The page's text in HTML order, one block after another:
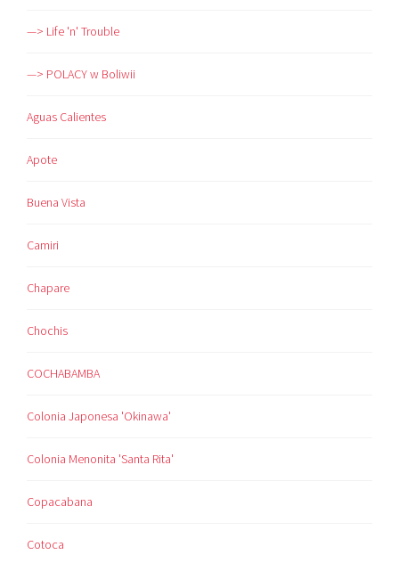
—> Life 'n' Trouble
—> POLACY w Boliwii
Aguas Calientes
Apote
Buena Vista
Camiri
Chapare
Chochis
COCHABAMBA
Colonia Japonesa 'Okinawa'
Colonia Menonita 'Santa Rita'
Copacabana
Cotoca